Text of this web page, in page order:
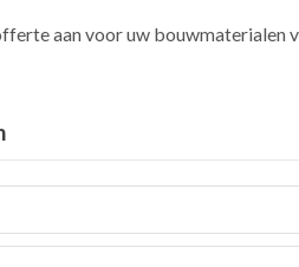
aan voor uw bouwmaterialen